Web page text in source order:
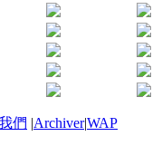
們 |Archiver|WAP